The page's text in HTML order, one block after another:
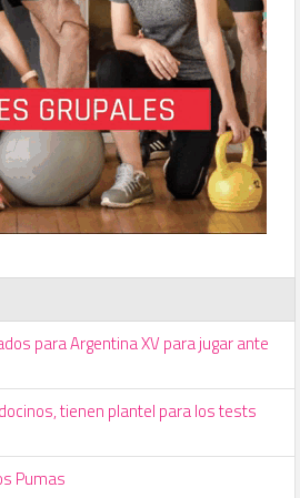
para Argentina XV para jugar ante
tienen plantel para los tests
Pumas